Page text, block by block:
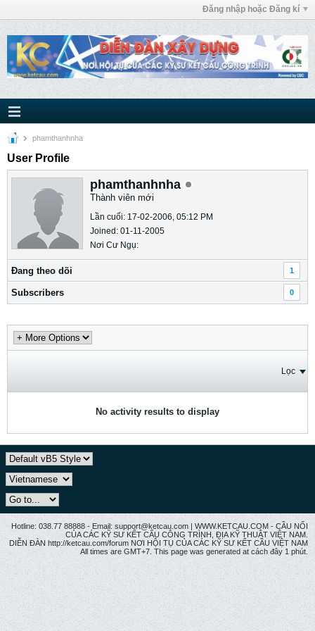
Đăng nhập hoặc Đăng kí
phamthanhnha
User Profile
phamthanhnha
Thành viên mới
Lần cuối: 17-02-2006, 05:12 PM
Joined: 01-11-2005
Nơi Cư Ngụ:
Ðang theo dõi 1
Subscribers 0
Lọc
No activity results to display
Hotline: 038.77 88888 - Email: support@ketcau.com | WWW.KETCAU.COM - CẦU NỐI
CỦA CÁC KỸ SƯ KẾT CẤU CÔNG TRÌNH, ĐỊA KỸ THUẬT VIỆT NAM.
DIỄN ĐÀN http://ketcau.com/forum NƠI HỘI TỤ CỦA CÁC KỸ SƯ KẾT CÂU VIỆT NAM
All times are GMT+7. This page was generated at cách đây 1 phút.